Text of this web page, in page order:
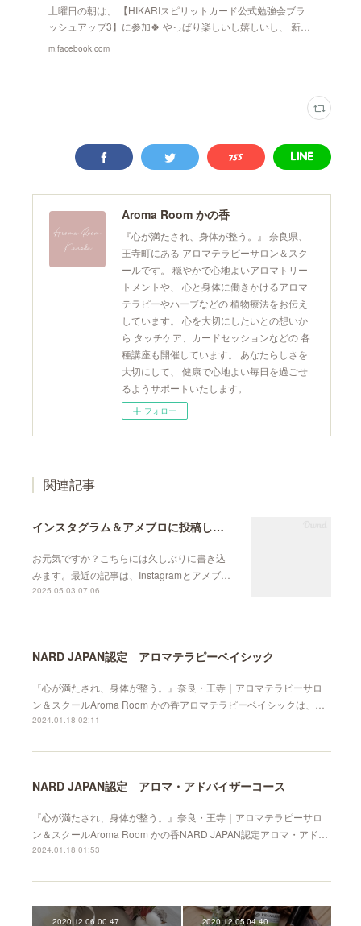
土曜日の朝は、 【HIKARIスピリットカード公式勉強会ブラ
ッシュアップ3】に参加🍀 やっぱり楽しいし嬉しいし、 新…
m.facebook.com
Aroma Room かの香
『心が満たされ、身体が整う。』 奈良県、
王寺町にある アロマテラピーサロン＆スク
ールです。 穏やかで心地よいアロマトリー
トメントや、 心と身体に働きかけるアロマ
テラピーやハーブなどの 植物療法をお伝え
しています。 心を大切にしたいとの想いか
ら タッチケア、カードセッションなどの 各
種講座も開催しています。 あなたらしさを
大切にして、 健康で心地よい毎日を過ごせ
るようサポートいたします。
フォロー
関連記事
インスタグラム＆アメブロに投稿しています
お元気ですか？こちらには久しぶりに書き込
みます。最近の記事は、Instagramとアメブ…
2025.05.03 07:06
NARD JAPAN認定 アロマテラピーベイシック
『心が満たされ、身体が整う。』奈良・王寺｜アロマテラピーサロ
ン＆スクールAroma Room かの香アロマテラピーベイシックは、…
2024.01.18 02:11
NARD JAPAN認定 アロマ・アドバイザーコース
『心が満たされ、身体が整う。』奈良・王寺｜アロマテラピーサロ
ン＆スクールAroma Room かの香NARD JAPAN認定アロマ・アド…
2024.01.18 01:53
2020.12.06 00:47 2020.12.05 04:40